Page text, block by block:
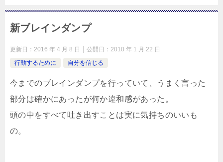
新ブレインダンプ
更新日： 2016 年 4 月 8 日 公開日： 2010 年 1 月 22 日
行動するために
自分を信じる
今までのブレインダンプを行っていて、うまく言った
部分は確かにあったが何か違和感があった。
頭の中をすべて吐き出すことは実に気持ちのいいも
の。